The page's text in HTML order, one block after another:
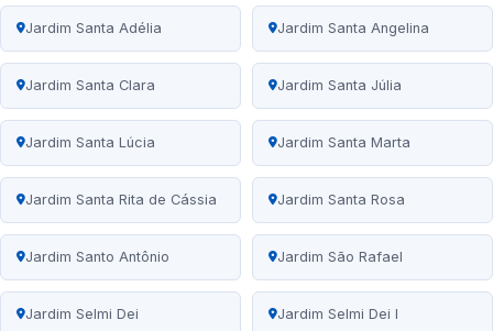
Jardim Santa Adélia Jardim Santa Angelina
Jardim Santa Clara Jardim Santa Júlia
Jardim Santa Lúcia Jardim Santa Marta
Jardim Santa Rita de Cássia Jardim Santa Rosa
Jardim Santo Antônio Jardim São Rafael
Jardim Selmi Dei Jardim Selmi Dei I